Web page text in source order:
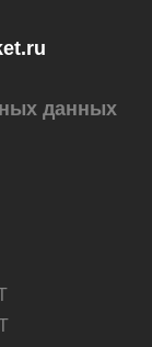
данных